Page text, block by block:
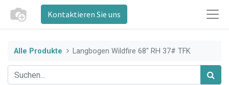
Kontaktieren Sie uns
Alle Produkte Langbogen Wildfire 68" RH 37# TFK